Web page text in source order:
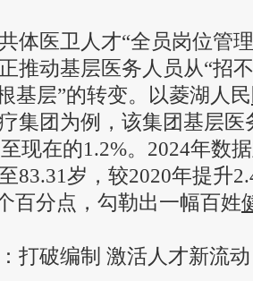
医卫人才“全员岗位管理
推动基层医务人员从“招
基层”的转变。以菱湖人民
集团为例，该集团基层医
现在的1.2%。2024年数
83.31岁，较2020年提升
百分点，勾勒出一幅百姓
： 打破编制 激活人才新流动